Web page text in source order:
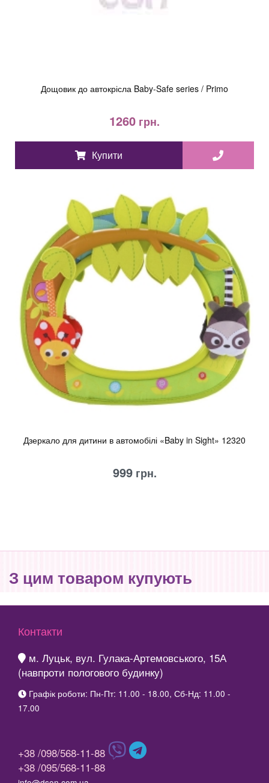
Дощовик до автокрісла Baby-Safe series / Primo
1260 грн.
Купити
Дзеркало для дитини в автомобілі «Baby in Sight» 12320
999грн.
З цим товаром купують
Контакти
м. Луцьк, вул. Гулака-Артемовського, 15А
(навпроти пологового будинку)
Графік роботи: Пн-Пт: 11.00 - 18.00, Сб-Нд: 11.00 -
17.00
+38 /098/568-11-88
+38 /095/568-11-88